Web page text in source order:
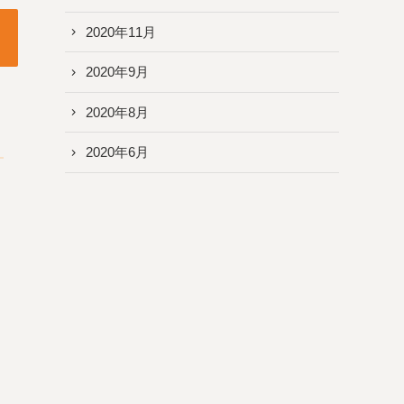
2020年11月
2020年9月
2020年8月
2020年6月